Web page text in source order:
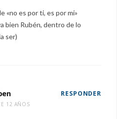
«no es por ti, es por mi»
bien Rubén, dentro de lo
ser)
12 AÑOS
RESPONDER